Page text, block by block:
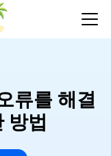
류를 해결
방법